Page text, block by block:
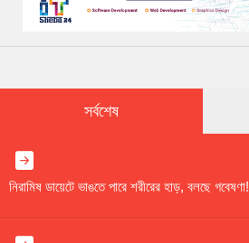
সর্বশেষ
নিরামিষ ডায়েটে ভাঙতে পারে শরীরের হাড়, বলছে গবেষণা!